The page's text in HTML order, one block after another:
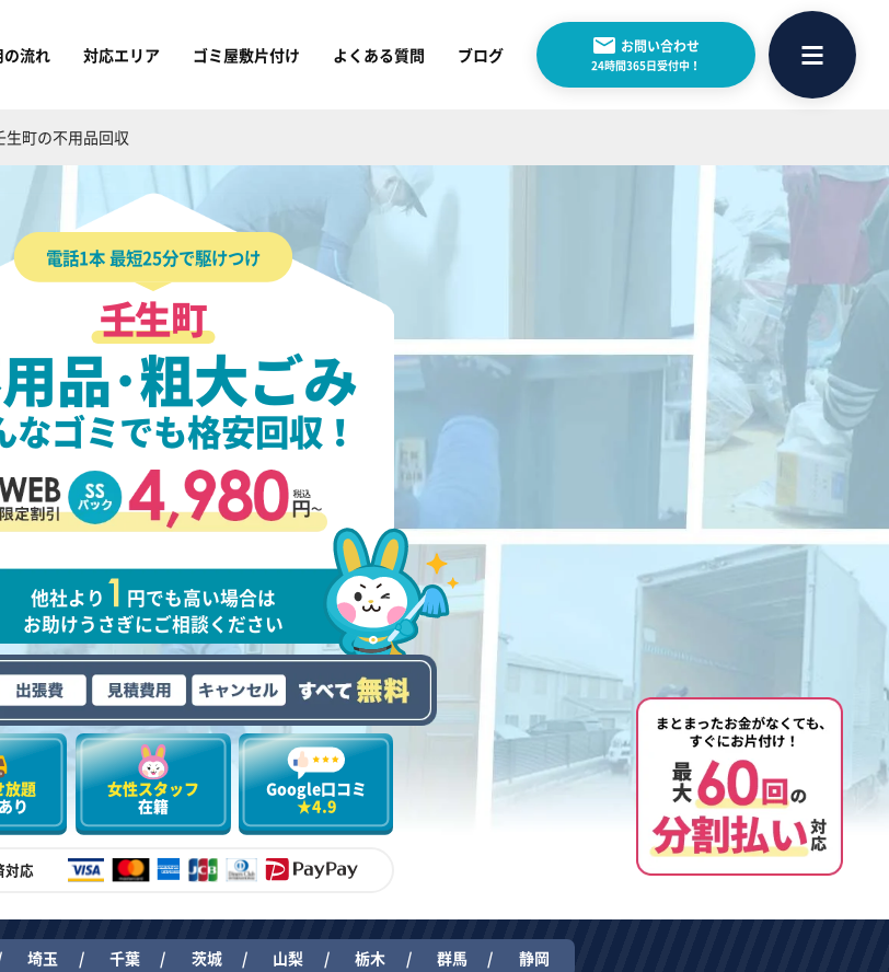
の流れ 対応エリア ゴミ屋敷片付け よくある質問 ブログ お問い合わせ
24時間365日受付中！
生町の不用品回収
電話1本 最短25分で駆けつけ
壬生町
品･粗大ごみ
なゴミでも格安回収！
他社より
円でも高い場合は
お助けうさぎにご相談ください
放題
り
女性スタッフ
在籍
Google口コミ
★4.9
対応
埼玉 千葉 茨城 山梨 栃木 群馬 静岡